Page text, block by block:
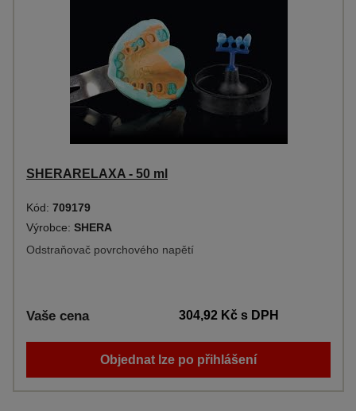
SHERARELAXA - 50 ml
Kód: 709179
Výrobce: SHERA
Odstraňovač povrchového napětí
Vaše cena 304,92 Kčs DPH
Objednat lze po přihlášení